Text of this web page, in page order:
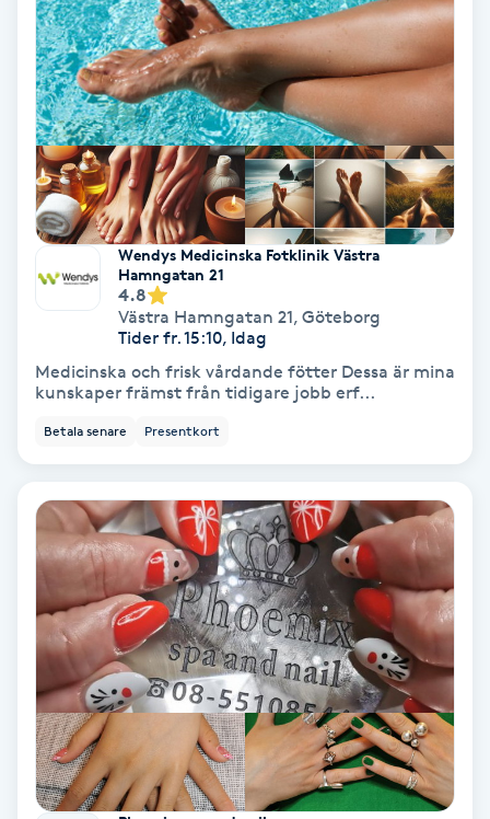
Regndroppsmassage
Reiki
Reikihealing
Reiki massage
Restorative Yoga
Rosenmetoden
Ryggmassage
Samtalsterapi
Senioryoga
Shiatsu
Singelfransar
Sjukgymnastik
Wendys Medicinska Fotklinik Västra
Hamngatan 21
4.8
Västra Hamngatan 21, Göteborg
Tider fr. 15:10, Idag
Medicinska och frisk vårdande fötter Dessa är mina
kunskaper främst från tidigare jobb erf...
Betala senare Presentkort